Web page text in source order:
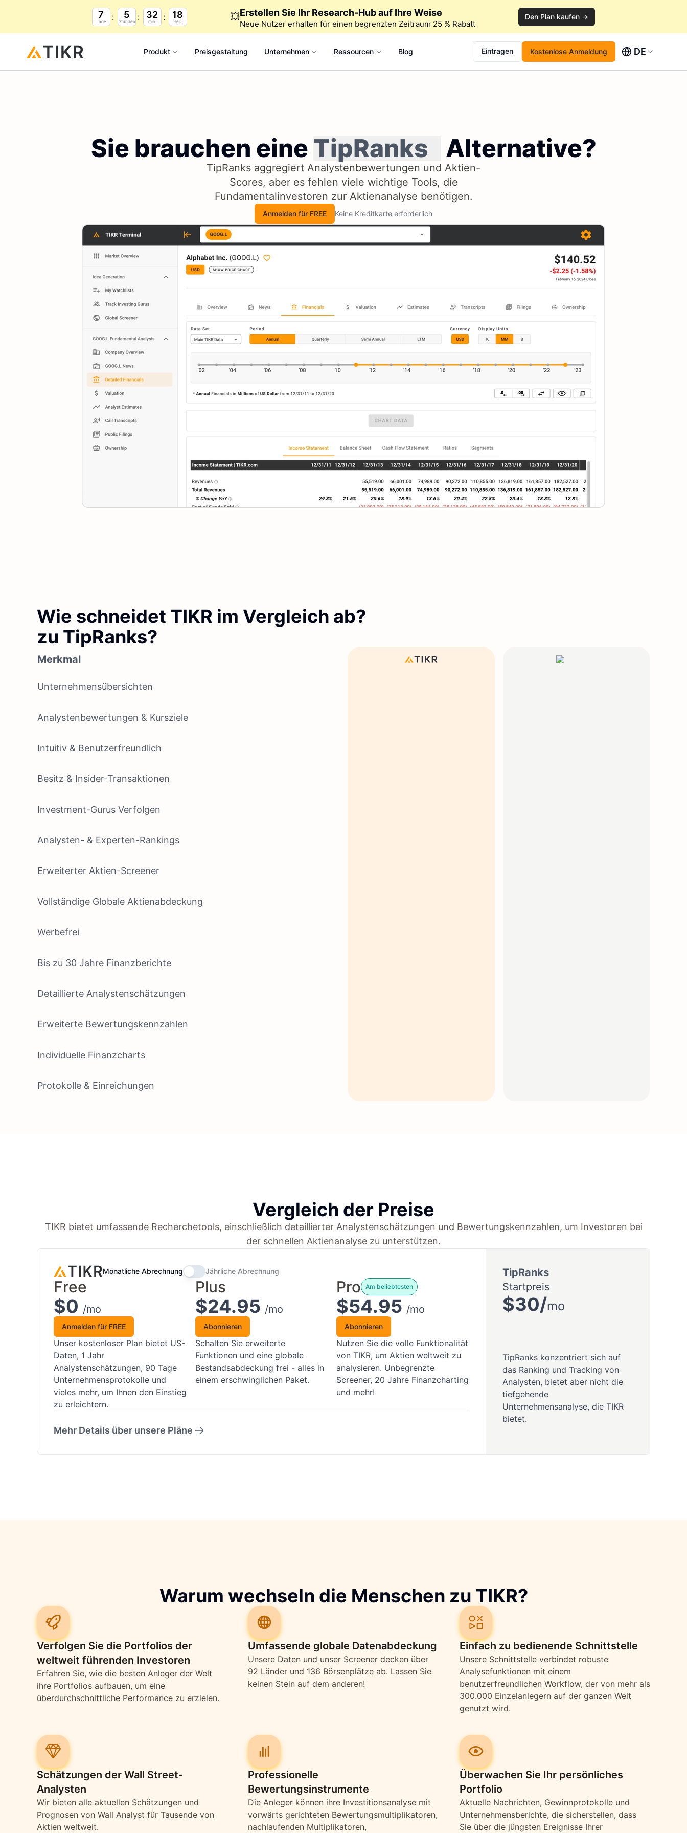
7
Tage
5
Stunden
32
min.
17
sec. 💥Erstellen Sie Ihr Research-Hub auf Ihre Weise
Neue Nutzer erhalten für einen begrenzten Zeitraum 25 % Rabatt
Den Plan kaufen →
Produkt Preisgestaltung Unternehmen Ressourcen Blog Eintragen Kostenlose Anmeldung DE
Sie brauchen eine TipRanks Alternative?
TipRanks aggregiert Analystenbewertungen und Aktien-
Scores, aber es fehlen viele wichtige Tools, die
Fundamentalinvestoren zur Aktienanalyse benötigen.
Anmelden für FREE Keine Kreditkarte erforderlich
Wie schneidet TIKR im Vergleich ab?
zu TipRanks?
Merkmal
Unternehmensübersichten
Analystenbewertungen & Kursziele
Intuitiv & Benutzerfreundlich
Besitz & Insider-Transaktionen
Investment-Gurus Verfolgen
Analysten- & Experten-Rankings
Erweiterter Aktien-Screener
Vollständige Globale Aktienabdeckung
Werbefrei
Bis zu 30 Jahre Finanzberichte
Detaillierte Analystenschätzungen
Erweiterte Bewertungskennzahlen
Individuelle Finanzcharts
Protokolle & Einreichungen
Vergleich der Preise
TIKR bietet umfassende Recherchetools, einschließlich detaillierter Analystenschätzungen und Bewertungskennzahlen, um Investoren bei
der schnellen Aktienanalyse zu unterstützen.
Monatliche Abrechnung Jährliche Abrechnung
Free
$0 /mo
Anmelden für FREE
Unser kostenloser Plan bietet US-
Daten, 1 Jahr
Analystenschätzungen, 90 Tage
Unternehmensprotokolle und
vieles mehr, um Ihnen den Einstieg
zu erleichtern.
Plus
$24.95 /mo
Abonnieren
Schalten Sie erweiterte
Funktionen und eine globale
Bestandsabdeckung frei - alles in
einem erschwinglichen Paket.
Pro Am beliebtesten
$54.95 /mo
Abonnieren
Nutzen Sie die volle Funktionalität
von TIKR, um Aktien weltweit zu
analysieren. Unbegrenzte
Screener, 20 Jahre Finanzcharting
und mehr!
Mehr Details über unsere Pläne
TipRanks
Startpreis
$30/mo
TipRanks konzentriert sich auf
das Ranking und Tracking von
Analysten, bietet aber nicht die
tiefgehende
Unternehmensanalyse, die TIKR
bietet.
Warum wechseln die Menschen zu TIKR?
Verfolgen Sie die Portfolios der
weltweit führenden Investoren
Erfahren Sie, wie die besten Anleger der Welt
ihre Portfolios aufbauen, um eine
überdurchschnittliche Performance zu erzielen.
Umfassende globale Datenabdeckung
Unsere Daten und unser Screener decken über
92 Länder und 136 Börsenplätze ab. Lassen Sie
keinen Stein auf dem anderen!
Einfach zu bedienende Schnittstelle
Unsere Schnittstelle verbindet robuste
Analysefunktionen mit einem
benutzerfreundlichen Workflow, der von mehr als
300.000 Einzelanlegern auf der ganzen Welt
genutzt wird.
Schätzungen der Wall Street-
Analysten
Wir bieten alle aktuellen Schätzungen und
Prognosen von Wall Analyst für Tausende von
Aktien weltweit.
Professionelle
Bewertungsinstrumente
Die Anleger können ihre Investitionsanalyse mit
vorwärts gerichteten Bewertungsmultiplikatoren,
nachlaufenden Multiplikatoren,
Überwachen Sie Ihr persönliches
Portfolio
Aktuelle Nachrichten, Gewinnprotokolle und
Unternehmensberichte, die sicherstellen, dass
Sie über die jüngsten Ereignisse Ihrer